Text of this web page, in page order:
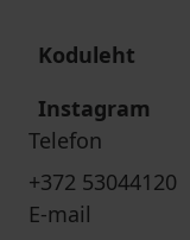
Koduleht
Instagram
Telefon
+372 53044120
E-mail